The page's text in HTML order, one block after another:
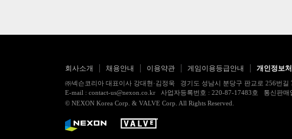
회사소개 채용안내 이용약관 게임이용등급안내 개인정보
㈜넥슨코리아 대표이사 강대현·김정욱 경기도 성남시 분당구 판교로 256번
E-mail : contact-us@nexon.co.kr 사업자등록번호 : 220-87-17483호 통신판
© NEXON Korea Corp. & VALVE Corp. All Rights Reserved.